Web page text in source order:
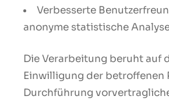
Verbesserte
anonyme statistische
Die Verarbeitung beruht auf
Einwilligung der betroffenen
Durchführung